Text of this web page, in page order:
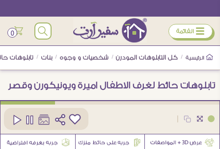
ÿ القائمة 0
الرئيسية / كل التابلوهات المودرن / شخصيات و وجوه / بنات / تابلوهات
تابلوهات حائط لغرف الاطفال اميرة ويونيكورن وقصر
كود SA94161